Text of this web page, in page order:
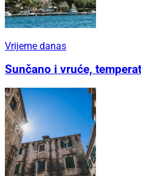
Vrijeme danas
Sunčano i vruće,